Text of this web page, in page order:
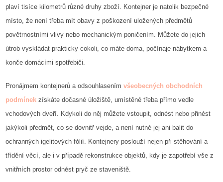
plaví tisíce kilometrů různé druhy zboží. Kontejner je natolik bezpečné
místo, že není třeba mít obavy z poškození uložených předmětů
povětrnostními vlivy nebo mechanickým poničením. Můžete do jejich
útrob vyskládat prakticky cokoli, co máte doma, počínaje nábytkem a
konče domácími spotřebiči.
Pronájmem kontejnerů a odsouhlasenímvšeobecných obchodních
podmínek získáte dočasné úložiště, umístěné třeba přímo vedle
vchodových dveří. Kdykoli do něj můžete vstoupit, odnést nebo přinést
jakýkoli předmět, co se dovnitř vejde, a není nutné jej ani balit do
ochranných igelitových fólií. Kontejnery poslouží nejen při stěhování a
třídění věcí, ale i v případě rekonstrukce objektů, kdy je zapotřebí vše z
vnitřních prostor odnést pryč ze staveniště.